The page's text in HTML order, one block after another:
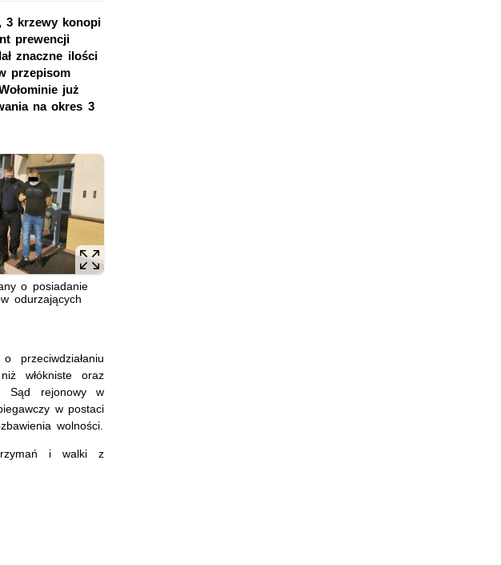
3 krzewy konopi
prewencji
znaczne ilości
przepisom
już
na okres 3
o posiadanie
odurzających
przeciwdziałaniu
włókniste oraz
Sąd rejonowy w
w postaci
wolności.
i walki z